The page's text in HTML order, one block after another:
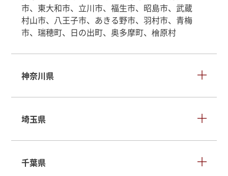
市、東大和市、立川市、福生市、昭島市、武蔵
村山市、八王子市、あきる野市、羽村市、青梅
市、瑞穂町、日の出町、奥多摩町、檜原村
神奈川県
埼玉県
千葉県